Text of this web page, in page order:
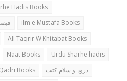
Hadis Books
ilm e Mustafa Books
All Taqrir W Khitabat Books
Naat Books
Urdu Sharhe hadis
Books
درود و سلام کتب